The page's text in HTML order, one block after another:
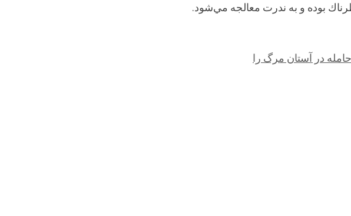
بوده و به ندرت معالجه مي‌شود.
در آستان مرگ را